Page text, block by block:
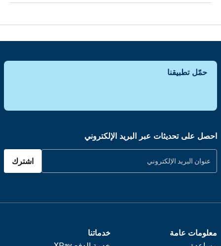
حمّل تطبيقنا
احصل على تحديثات عبر البريد الإلكتروني
اشترك
معلومات عامة
خدماتنا